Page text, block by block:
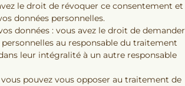
le droit de révoquer ce consentement et
données personnelles.
données : vous avez le droit de demander
au responsable du traitement
leur intégralité à un autre responsable
pouvez vous opposer au traitement de